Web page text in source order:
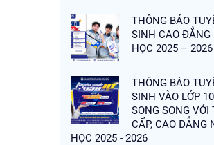
THÔNG BÁO
SINH CAO ĐẲNG
HỌC 2025 – 2026
THÔNG BÁO
SINH VÀO LỚP
SONG SONG VỚI
CẤP, CAO ĐẲNG
HỌC 2025 - 2026